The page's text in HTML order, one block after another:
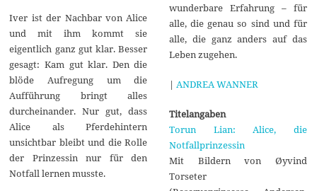
Iver ist der Nachbar von Alice
und mit ihm kommt sie
eigentlich ganz gut klar. Besser
gesagt: Kam gut klar. Den die
blöde Aufregung um die
Aufführung bringt alles
durcheinander. Nur gut, dass
Alice als Pferdehintern
unsichtbar bleibt und die Rolle
der Prinzessin nur für den
Notfall lernen musste.
wunderbare Erfahrung – für
alle, die genau so sind und für
alle, die ganz anders auf das
Leben zugehen.
| ANDREA WANNER
Titelangaben
Torun Lian: Alice, die
Notfallprinzessin
Mit Bildern von Øyvind
Torseter